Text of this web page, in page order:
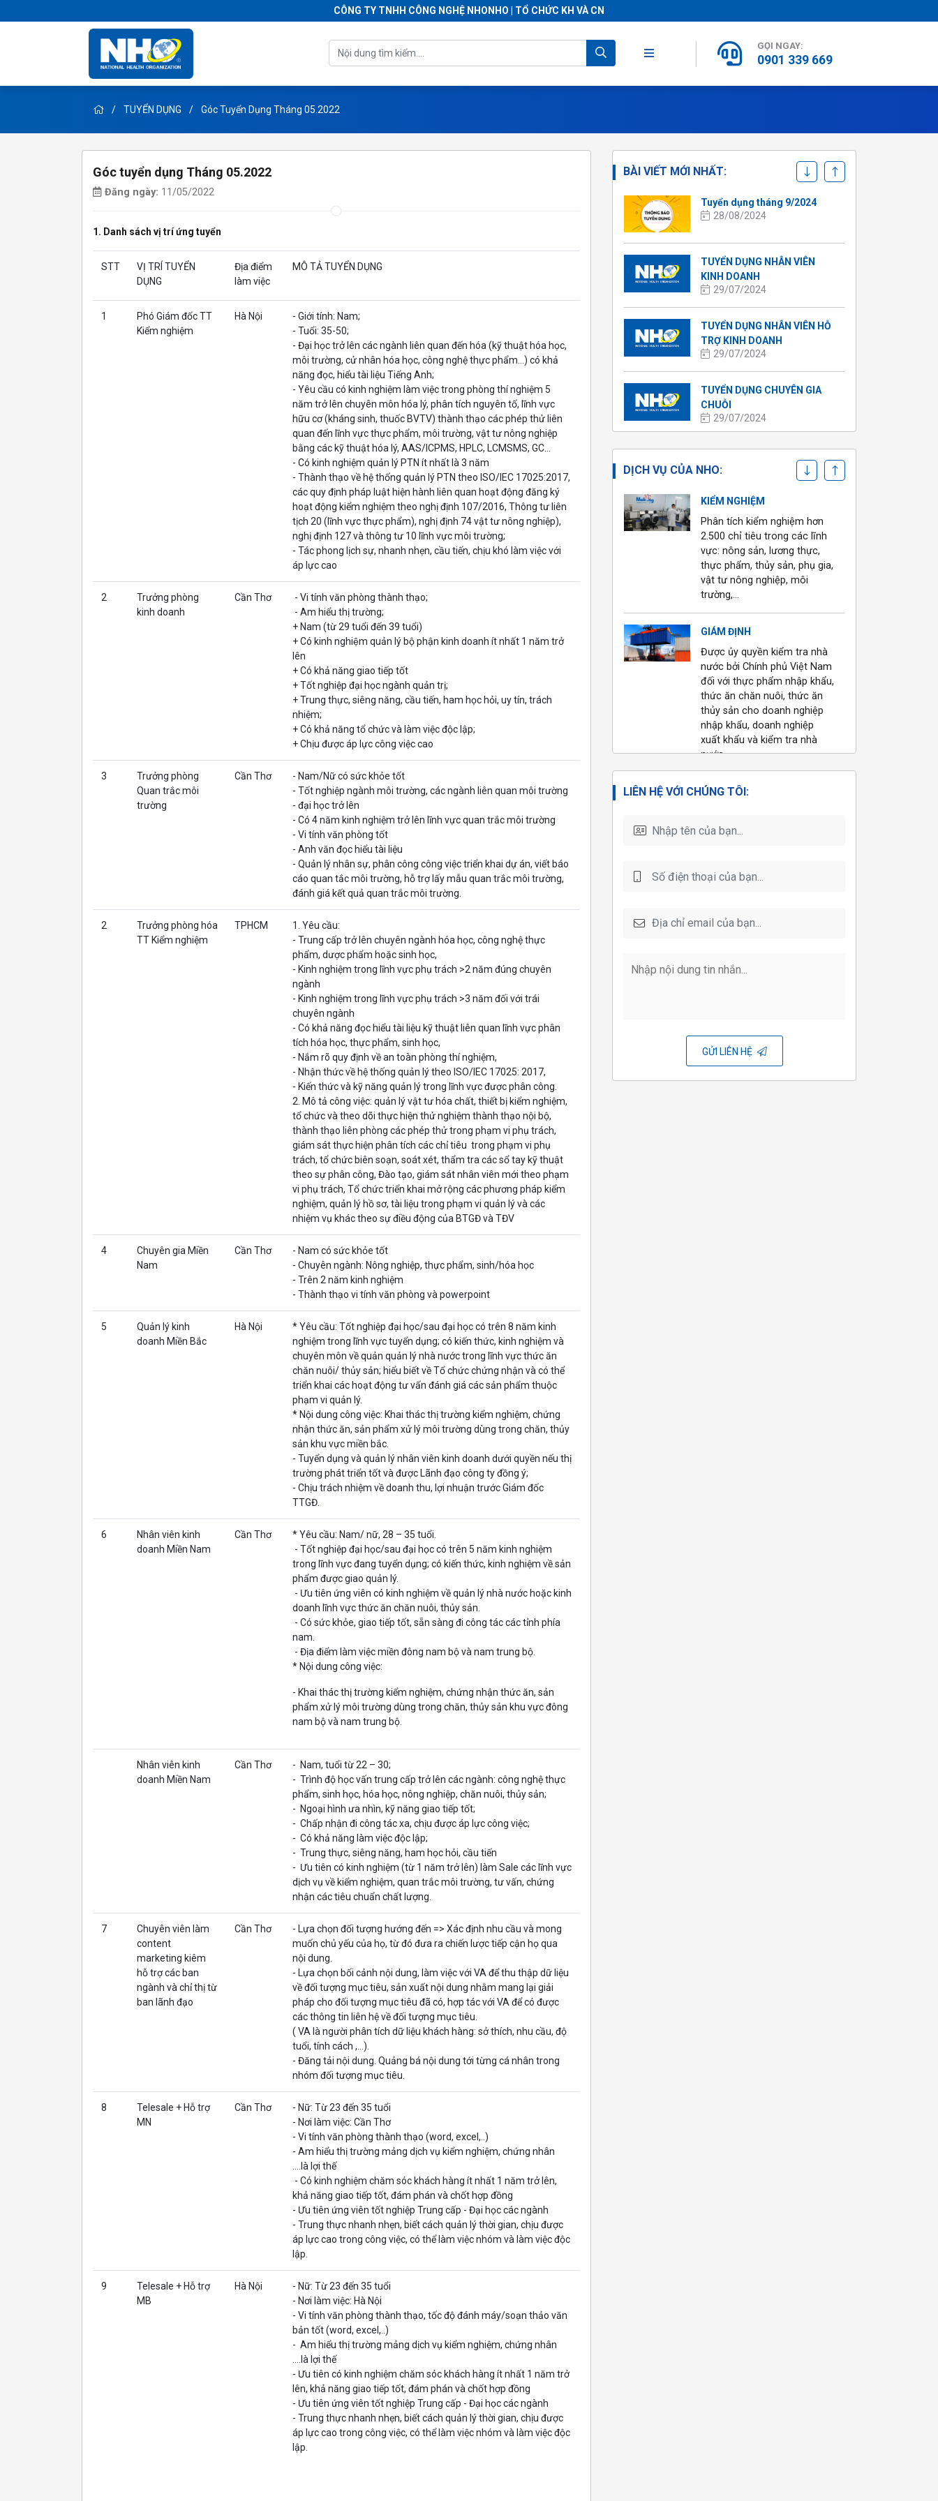
CÔNG TY TNHH CÔNG NGHỆ NHONHO | TỔ CHỨC KH VÀ CN
GỌI NGAY:
0901 339 669
TUYỂN DỤNG Góc Tuyển Dụng Tháng 05.2022
Góc tuyển dụng Tháng 05.2022
Đăng ngày: 11/05/2022
1. Danh sách vị trí ứng tuyển
STT
VỊ TRÍ TUYỂN
DỤNG
Địa điểm
làm việc
MÔ TẢ TUYỂN DỤNG
1
Phó Giám đốc TT
Kiểm nghiệm
Hà Nội
- Giới tính: Nam;
- Tuổi: 35-50;
- Đại học trở lên các ngành liên quan đến hóa (kỹ thuật hóa học,
môi trường, cử nhân hóa học, công nghệ thực phẩm…) có khả
năng đọc, hiểu tài liệu Tiếng Anh;
- Yêu cầu có kinh nghiệm làm việc trong phòng thí nghiệm 5
năm trở lên chuyên môn hóa lý, phân tích nguyên tố, lĩnh vực
hữu cơ (kháng sinh, thuốc BVTV) thành thạo các phép thử liên
quan đến lĩnh vực thực phẩm, môi trường, vật tư nông nghiệp
bằng các kỹ thuật hóa lý, AAS/ICPMS, HPLC, LCMSMS, GC…
- Có kinh nghiệm quản lý PTN ít nhất là 3 năm
- Thành thạo về hệ thống quản lý PTN theo ISO/IEC 17025:2017,
các quy định pháp luật hiện hành liên quan hoạt động đăng ký
hoạt động kiểm nghiệm theo nghị định 107/2016, Thông tư liên
tịch 20 (lĩnh vực thực phẩm), nghị định 74 vật tư nông nghiệp),
nghị định 127 và thông tư 10 lĩnh vực môi trường;
- Tác phong lịch sự, nhanh nhẹn, cầu tiến, chịu khó làm việc với
áp lực cao
2
Trưởng phòng
kinh doanh
Cần Thơ
- Vi tính văn phòng thành thạo;
- Am hiểu thị trường;
+ Nam (từ 29 tuổi đến 39 tuổi)
+ Có kinh nghiệm quản lý bộ phận kinh doanh ít nhất 1 năm trở
lên
+ Có khả năng giao tiếp tốt
+ Tốt nghiệp đại học ngành quản trị;
+ Trung thực, siêng năng, cầu tiến, ham học hỏi, uy tín, trách
nhiệm;
+ Có khả năng tổ chức và làm việc độc lập;
+ Chịu được áp lực công việc cao
3
Trưởng phòng
Quan trắc môi
trường
Cần Thơ
- Nam/Nữ có sức khỏe tốt
- Tốt nghiệp ngành môi trường, các ngành liên quan môi trường
- đại học trở lên
- Có 4 năm kinh nghiệm trở lên lĩnh vực quan trắc môi trường
- Vi tính văn phòng tốt
- Anh văn đọc hiểu tài liệu
- Quản lý nhân sự, phân công công việc triển khai dự án, viết báo
cáo quan tắc môi trường, hỗ trợ lấy mẫu quan trắc môi trường,
đánh giá kết quả quan trắc môi trường.
2
Trưởng phòng hóa
TT Kiểm nghiệm
TPHCM
1. Yêu cầu:
- Trung cấp trở lên chuyên ngành hóa học, công nghệ thực
phẩm, dược phẩm hoặc sinh học,
- Kinh nghiệm trong lĩnh vực phụ trách >2 năm đúng chuyên
ngành
- Kinh nghiệm trong lĩnh vực phụ trách >3 năm đối với trái
chuyên ngành
- Có khả năng đọc hiểu tài liệu kỹ thuật liên quan lĩnh vực phân
tích hóa học, thực phẩm, sinh học,
- Nắm rõ quy định về an toàn phòng thí nghiệm,
- Nhận thức về hệ thống quản lý theo ISO/IEC 17025: 2017,
- Kiến thức và kỹ năng quản lý trong lĩnh vực được phân công.
2. Mô tả công việc: quản lý vật tư hóa chất, thiết bị kiểm nghiệm,
tổ chức và theo dõi thực hiện thử nghiệm thành thạo nội bộ,
thành thạo liên phòng các phép thử trong phạm vi phụ trách,
giám sát thực hiện phân tích các chỉ tiêu trong phạm vi phụ
trách, tổ chức biên soạn, soát xét, thẩm tra các sổ tay kỹ thuật
theo sự phân công, Đào tạo, giám sát nhân viên mới theo phạm
vi phụ trách, Tổ chức triển khai mở rộng các phương pháp kiểm
nghiệm, quản lý hồ sơ, tài liệu trong phạm vi quản lý và các
nhiệm vụ khác theo sự điều động của BTGĐ và TĐV
4
Chuyên gia Miền
Nam
Cần Thơ
- Nam có sức khỏe tốt
- Chuyên ngành: Nông nghiệp, thực phẩm, sinh/hóa học
- Trên 2 năm kinh nghiệm
- Thành thạo vi tính văn phòng và powerpoint
5
Quản lý kinh
doanh Miền Bắc
Hà Nội
* Yêu cầu: Tốt nghiệp đại học/sau đại học có trên 8 năm kinh
nghiệm trong lĩnh vực tuyển dụng; có kiến thức, kinh nghiệm và
chuyên môn về quản quản lý nhà nước trong lĩnh vực thức ăn
chăn nuôi/ thủy sản; hiểu biết về Tổ chức chứng nhận và có thể
triển khai các hoạt động tư vấn đánh giá các sản phẩm thuộc
phạm vi quản lý.
* Nội dung công việc: Khai thác thị trường kiểm nghiệm, chứng
nhận thức ăn, sản phẩm xử lý môi trường dùng trong chăn, thủy
sản khu vực miền bắc.
- Tuyển dụng và quản lý nhân viên kinh doanh dưới quyền nếu thị
trường phát triển tốt và được Lãnh đạo công ty đồng ý;
- Chịu trách nhiệm về doanh thu, lợi nhuận trước Giám đốc
TTGĐ.
6
Nhân viên kinh
doanh Miền Nam
Cần Thơ
* Yêu cầu: Nam/ nữ, 28 – 35 tuổi.
- Tốt nghiệp đại học/sau đại học có trên 5 năm kinh nghiệm
trong lĩnh vực đang tuyển dụng; có kiến thức, kinh nghiệm về sản
phẩm được giao quản lý.
- Ưu tiên ứng viên có kinh nghiệm về quản lý nhà nước hoặc kinh
doanh lĩnh vực thức ăn chăn nuôi, thủy sản.
- Có sức khỏe, giao tiếp tốt, sẵn sàng đi công tác các tỉnh phía
nam.
- Địa điểm làm việc miền đông nam bộ và nam trung bộ.
* Nội dung công việc:
- Khai thác thị trường kiểm nghiệm, chứng nhận thức ăn, sản
phẩm xử lý môi trường dùng trong chăn, thủy sản khu vực đông
nam bộ và nam trung bộ.
Nhân viên kinh
doanh Miền Nam
Cần Thơ
- Nam, tuổi từ 22 – 30;
- Trình độ học vấn trung cấp trở lên các ngành: công nghệ thực
phẩm, sinh học, hóa học, nông nghiệp, chăn nuôi, thủy sản;
- Ngoại hình ưa nhìn, kỹ năng giao tiếp tốt;
- Chấp nhận đi công tác xa, chịu được áp lực công việc;
- Có khả năng làm việc độc lập;
- Trung thực, siêng năng, ham học hỏi, cầu tiến
- Ưu tiên có kinh nghiệm (từ 1 năm trở lên) làm Sale các lĩnh vực
dịch vụ về kiểm nghiệm, quan trắc môi trường, tư vấn, chứng
nhận các tiêu chuẩn chất lượng.
7
Chuyên viên làm
content
marketing kiêm
hỗ trợ các ban
ngành và chỉ thị từ
ban lãnh đạo
Cần Thơ
- Lựa chọn đối tượng hướng đến => Xác định nhu cầu và mong
muốn chủ yếu của họ, từ đó đưa ra chiến lược tiếp cận họ qua
nội dung.
- Lựa chọn bối cảnh nội dung, làm việc với VA để thu thập dữ liệu
về đối tượng mục tiêu, sản xuất nội dung nhằm mang lại giải
pháp cho đối tượng mục tiêu đã có, hợp tác với VA để có được
các thông tin liên hệ về đối tượng mục tiêu.
( VA là người phân tích dữ liệu khách hàng: sở thích, nhu cầu, độ
tuổi, tính cách ,...).
- Đăng tải nội dung. Quảng bá nội dung tới từng cá nhân trong
nhóm đối tượng mục tiêu.
8
Telesale + Hỗ trợ
MN
Cần Thơ
- Nữ: Từ 23 đến 35 tuổi
- Nơi làm việc: Cần Thơ
- Vi tính văn phòng thành thạo (word, excel,..)
- Am hiểu thị trường mảng dịch vụ kiểm nghiệm, chứng nhân
....là lợi thế
- Có kinh nghiệm chăm sóc khách hàng ít nhất 1 năm trở lên,
khả năng giao tiếp tốt, đám phán và chốt hợp đồng
- Ưu tiên ứng viên tốt nghiệp Trung cấp - Đại học các ngành
- Trung thực nhanh nhẹn, biết cách quản lý thời gian, chịu được
áp lực cao trong công việc, có thể làm việc nhóm và làm việc độc
lập.
9
Telesale + Hỗ trợ
MB
Hà Nội
- Nữ: Từ 23 đến 35 tuổi
- Nơi làm việc: Hà Nội
- Vi tính văn phòng thành thạo, tốc độ đánh máy/soạn thảo văn
bản tốt (word, excel,..)
- Am hiểu thị trường mảng dịch vụ kiểm nghiệm, chứng nhân
....là lợi thế
- Ưu tiên có kinh nghiệm chăm sóc khách hàng ít nhất 1 năm trở
lên, khả năng giao tiếp tốt, đám phán và chốt hợp đồng
- Ưu tiên ứng viên tốt nghiệp Trung cấp - Đại học các ngành
- Trung thực nhanh nhẹn, biết cách quản lý thời gian, chịu được
áp lực cao trong công việc, có thể làm việc nhóm và làm việc độc
lập.
BÀI VIẾT MỚI NHẤT:
DẪN
25/03/2025
Tuyển dụng tháng 9/2024
28/08/2024
TUYỂN DỤNG NHÂN VIÊN
KINH DOANH
29/07/2024
TUYỂN DỤNG NHÂN VIÊN HỖ
TRỢ KINH DOANH
29/07/2024
TUYỂN DỤNG CHUYÊN GIA
CHUỖI
29/07/2024
VIÊN
Tuyển dụng tháng 5
27/05/2024
TUYỂN DỤNG KIỂM NGHIỆM
VIÊN
LẤY MẪU
13/05/2024
TUYỂN DỤNG CHUYÊN VIÊN
KIỂM NGHIỆM SẮC KÝ
18/09/2023
Góc tuyển dụng Tháng
07.2022
27/06/2022
Tuyển dụng Chuyên viên kinh
DỊCH VỤ CỦA NHO:
CHỨNG NHẬN
Chứng nhận hơn 36 tiêu
chuẩn trong và ngoài nước
cho trang trại và nhà máy
KIỂM NGHIỆM
Phân tích kiểm nghiệm hơn
2.500 chỉ tiêu trong các lĩnh
vực: nông sản, lương thực,
thực phẩm, thủy sản, phụ gia,
vật tư nông nghiệp, môi
trường,…
GIÁM ĐỊNH
Được ủy quyền kiểm tra nhà
nước bởi Chính phủ Việt Nam
đối với thực phẩm nhập khẩu,
thức ăn chăn nuôi, thức ăn
thủy sản cho doanh nghiệp
nhập khẩu, doanh nghiệp
xuất khẩu và kiểm tra nhà
nước
KHOA HỌC CÔNG NGHỆ
án KH&CN trong các lĩnh vực
QUAN TRẮC MÔI TRƯỜNG
định kỳ và quan trắc môi
đánh giá phân hạng; tư vấn
thực hiện để các sản phẩm
LIÊN HỆ VỚI CHÚNG TÔI:
GỬI LIÊN HỆ